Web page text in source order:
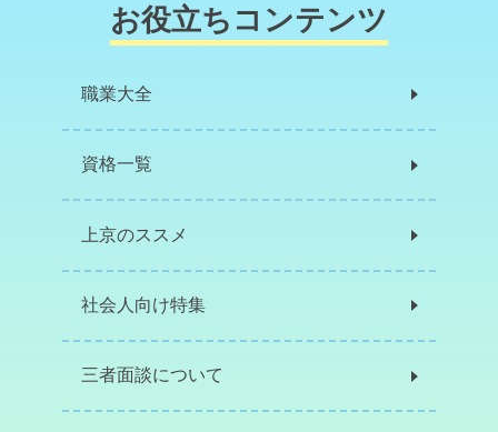
お役立ちコンテンツ
職業大全
資格一覧
上京のススメ
社会人向け特集
三者面談について